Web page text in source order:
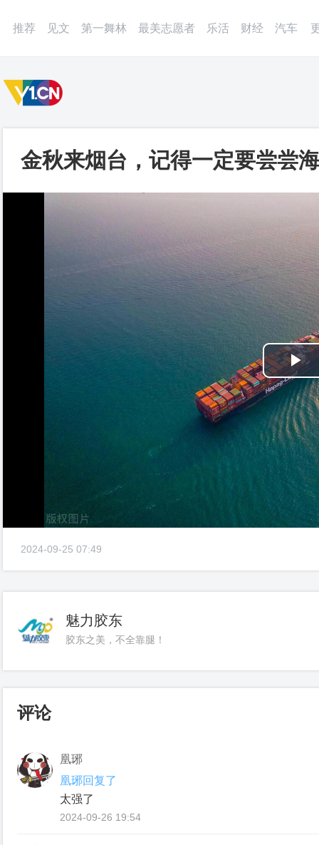
推荐 见文 第一舞林 最美志愿者 乐活 财经 汽车
金秋来烟台，记得一定要尝尝
2024-09-25 07:49
魅力胶东
胶东之美，不全靠腿！
评论
凰琊
凰琊回复了
太强了
2024-09-26 19:54